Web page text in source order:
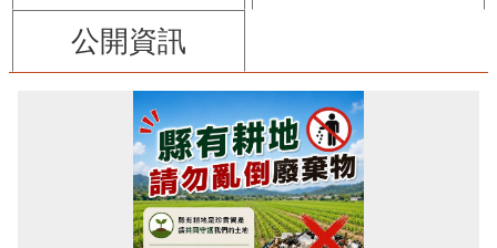
公開資訊